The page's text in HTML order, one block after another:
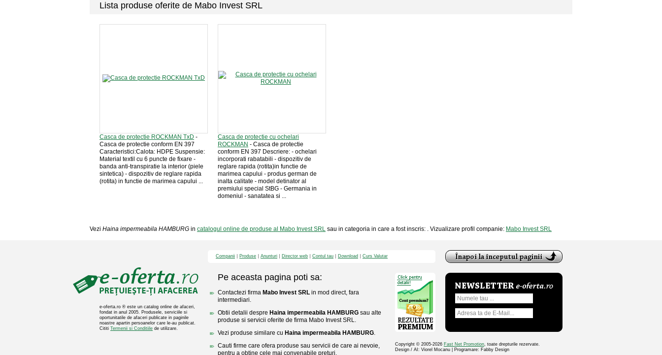
Lista produse oferite de Mabo Invest SRL
Casca de protectie ROCKMAN TxD -
Casca de protectie conform EN 397
Caracteristici:Calota: HDPE Suspensie:
Material textil cu 6 puncte de fixare -
banda anti-transpiratie la interior (piele
sintetica) - dispozitiv de reglare rapida
(rotita) in functie de marimea capului ...
Casca de protectie cu ochelari
ROCKMAN - Casca de protectie
conform EN 397 Descriere: - ochelari
incorporati rabatabili - dispozitiv de
reglare rapida (rotita)in functie de
marimea capului - produs german de
inalta calitate - model detinator al
premiului special StBG - Germania in
domeniul - sanatatea si ...
Vezi Haina impermeabila HAMBURG in catalogul online de produse al Mabo Invest SRL sau in categoria in care a fost inscris: . Vizualizare profil companie: Mabo Invest SRL
e-oferta.ro ® este un catalog online de afaceri,
fondat in anul 2005. Produsele, serviciile si
oportunitatile de afaceri publicate in paginile
noastre apartin persoanelor care le-au publicat.
Cititi Termenii si Conditiile de utilizare.
Companii Produse Anunturi Director web Contul tau Download Curs Valutar
Pe aceasta pagina poti sa:
Contactezi firma Mabo Invest SRL in mod direct, fara
intermediari.
Obtii detalii despre Haina impermeabila HAMBURG sau alte
produse si servicii oferite de firma Mabo Invest SRL.
Vezi produse similare cu Haina impermeabila HAMBURG.
Cauti firme care ofera produse sau servicii de care ai nevoie,
pentru a obtine cele mai convenabile preturi.
Copyright © 2005-2026 Fast Net Promotion, toate drepturile rezervate.
Design / AI: Viorel Mocanu | Programare: Fabby Design